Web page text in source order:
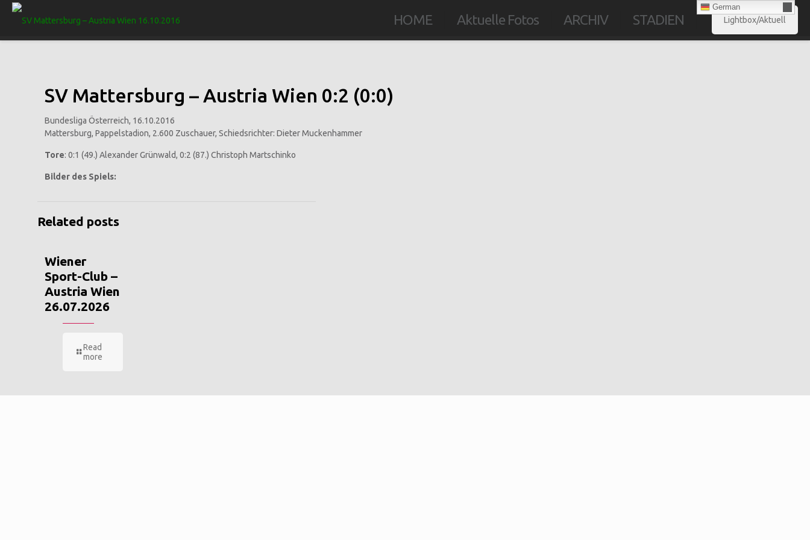
HOME Aktuelle Fotos ARCHIV STADIEN
German
Lightbox/Aktuell
SV Mattersburg – Austria Wien 0:2 (0:0)
Bundesliga Österreich, 16.10.2016
Mattersburg, Pappelstadion, 2.600 Zuschauer, Schiedsrichter: Dieter Muckenhammer
Tore: 0:1 (49.) Alexander Grünwald, 0:2 (87.) Christoph Martschinko
Bilder des Spiels:
Related posts
Wiener
Sport-Club –
Austria Wien
26.07.2026
Read
more